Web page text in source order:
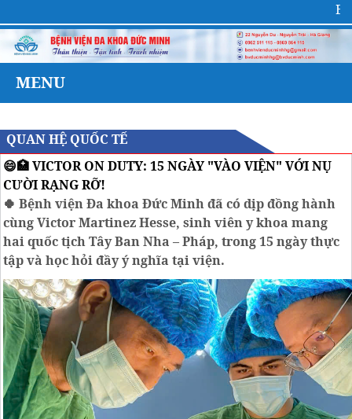
Bệnh viện
MENU
QUAN HỆ QUỐC TẾ
😄🏥 VICTOR ON DUTY: 15 NGÀY "VÀO VIỆN" VỚI NỤ
CƯỜI RẠNG RỠ!
🍀 Bệnh viện Đa khoa Đức Minh đã có dịp đồng hành
cùng Victor Martinez Hesse, sinh viên y khoa mang
hai quốc tịch Tây Ban Nha – Pháp, trong 15 ngày thực
tập và học hỏi đầy ý nghĩa tại viện.